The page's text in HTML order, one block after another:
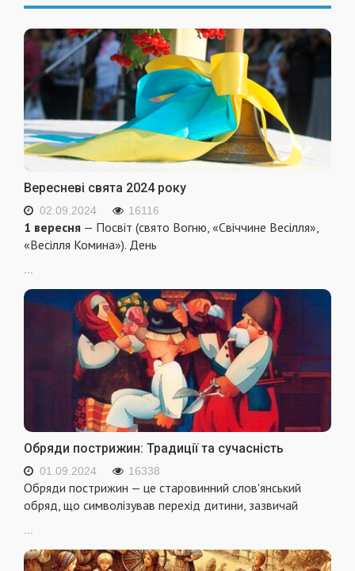
Вересневі свята 2024 року
02.09.2024 16116
1 вересня — Посвіт (свято Вогню, «Свіччине Весілля»,
«Весілля Комина»). День
Обряди пострижин: Традиції та сучасність
01.09.2024 16338
Обряди пострижин — це старовинний слов'янський
обряд, що символізував перехід дитини, зазвичай
...